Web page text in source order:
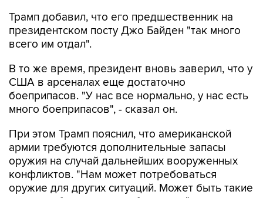
всего им отдал".
В то же время, президент вновь заверил, что у
боеприпасов. "У нас все нормально, у нас есть
много боеприпасов", - сказал он.
При этом Трамп пояснил, что американской
оружия на случай дальнейших вооруженных
конфликтов. "Нам может потребоваться
оружие для других ситуаций. Может быть такие
ситуации будут, а может быть - нет", - пояснил
он.